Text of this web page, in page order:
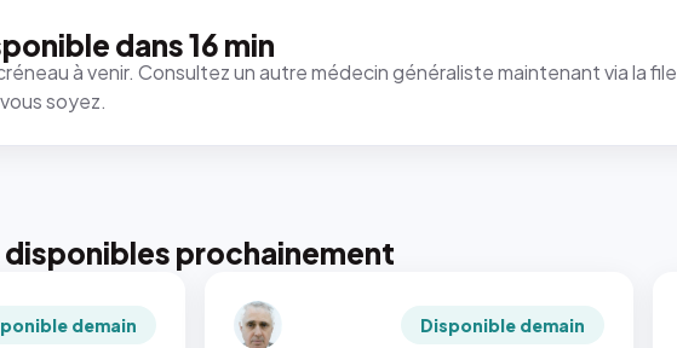
dans 16 min
à venir. Consultez un autre médecin généraliste maintenant via la file
soyez.
prochainement
demain Disponible demain